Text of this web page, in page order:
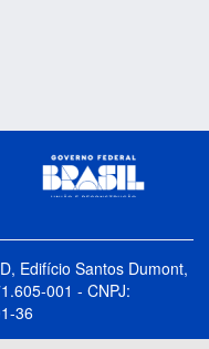
Edifício Santos Dumont,
001 - CNPJ:
36